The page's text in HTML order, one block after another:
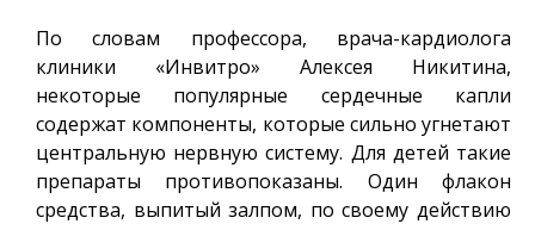
По словам профессора, врача-кардиолога
клиники «Инвитро» Алексея Никитина,
некоторые популярные сердечные капли
содержат компоненты, которые сильно угнетают
центральную нервную систему. Для детей такие
препараты противопоказаны. Один флакон
средства, выпитый залпом, по своему действию